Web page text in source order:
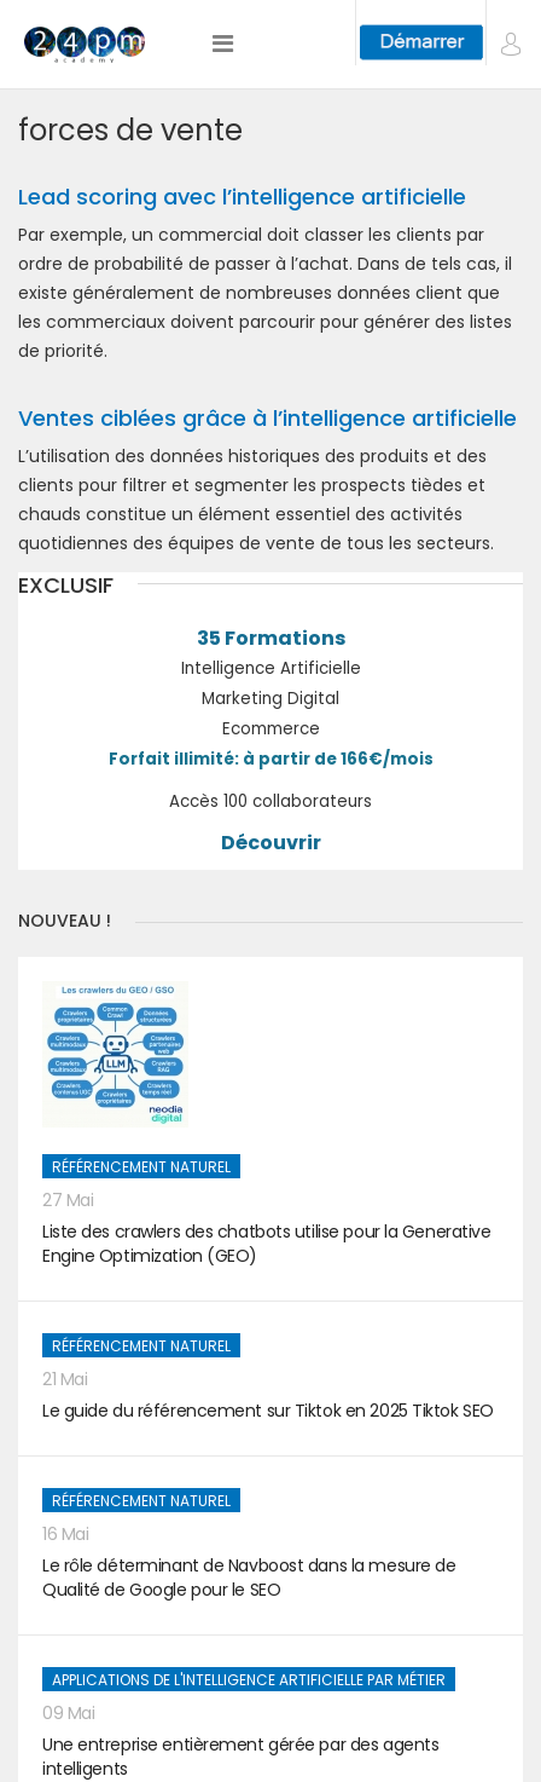
forces de vente
Lead scoring avec l’intelligence artificielle
Par exemple, un commercial doit classer les clients par
ordre de probabilité de passer à l’achat. Dans de tels cas, il
existe généralement de nombreuses données client que
les commerciaux doivent parcourir pour générer des listes
de priorité.
Ventes ciblées grâce à l’intelligence artificielle
L’utilisation des données historiques des produits et des
clients pour filtrer et segmenter les prospects tièdes et
chauds constitue un élément essentiel des activités
quotidiennes des équipes de vente de tous les secteurs.
EXCLUSIF
35 Formations
Intelligence Artificielle
Marketing Digital
Ecommerce
Forfait illimité: à partir de 166€/mois
Accès 100 collaborateurs
Découvrir
NOUVEAU !
RÉFÉRENCEMENT NATUREL
27 Mai
Liste des crawlers des chatbots utilise pour la Generative
Engine Optimization (GEO)
RÉFÉRENCEMENT NATUREL
21 Mai
Le guide du référencement sur Tiktok en 2025 Tiktok SEO
RÉFÉRENCEMENT NATUREL
16 Mai
Le rôle déterminant de Navboost dans la mesure de
Qualité de Google pour le SEO
APPLICATIONS DE L'INTELLIGENCE ARTIFICIELLE PAR MÉTIER
09 Mai
Une entreprise entièrement gérée par des agents
intelligents